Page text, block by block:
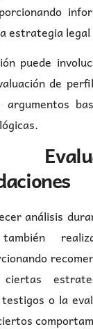
estrategia
puede
de
argumentos
análisis
o la